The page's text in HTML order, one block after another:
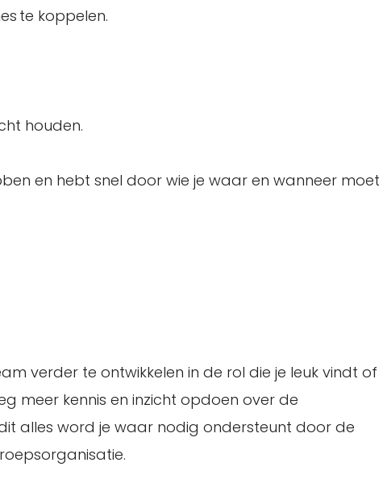
te koppelen.
houden.
en hebt snel door wie je waar en wanneer moet
verder te ontwikkelen in de rol die je leuk vindt of
meer kennis en inzicht opdoen over de
alles word je waar nodig ondersteunt door de